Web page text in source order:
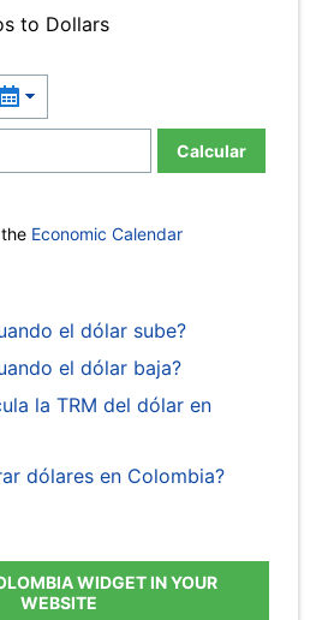
to Dollars
Calcular
Economic Calendar
el dólar sube?
el dólar baja?
la TRM del dólar en
dólares en Colombia?
WIDGET IN YOUR
WEBSITE